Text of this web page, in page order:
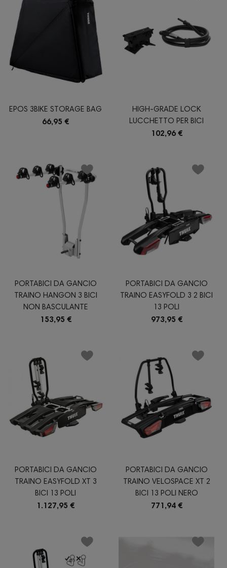
EPOS 3BIKE STORAGE BAG
66,95 €
HIGH-GRADE LOCK
LUCCHETTO PER BICI
102,96 €
PORTABICI DA GANCIO
TRAINO HANGON 3 BICI
NON BASCULANTE
153,95 €
PORTABICI DA GANCIO
TRAINO EASYFOLD 3 2 BICI
13 POLI
973,95 €
PORTABICI DA GANCIO
TRAINO EASYFOLD XT 3
BICI 13 POLI
1.127,95 €
PORTABICI DA GANCIO
TRAINO VELOSPACE XT 2
BICI 13 POLI NERO
771,94 €